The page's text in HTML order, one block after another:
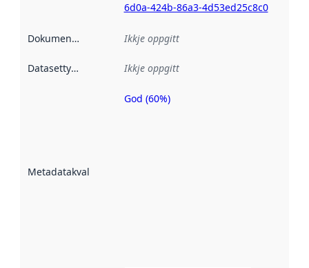
6d0a-424b-86a3-4d53ed25c8c0
Dokumentasjon Ikkje oppgitt
Datasettype Ikkje oppgitt
Metadatakvalitet
Metadatakvalitet
God (60%)